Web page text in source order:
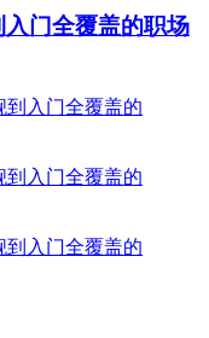
门全覆盖的职场